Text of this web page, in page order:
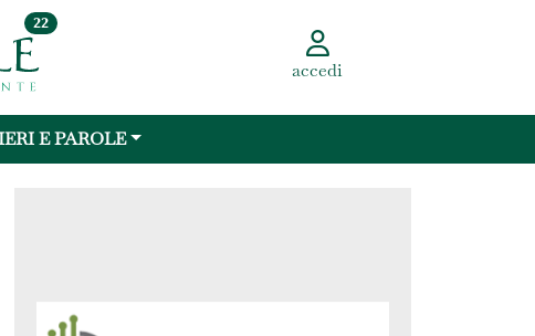
22
accedi
E PAROLE